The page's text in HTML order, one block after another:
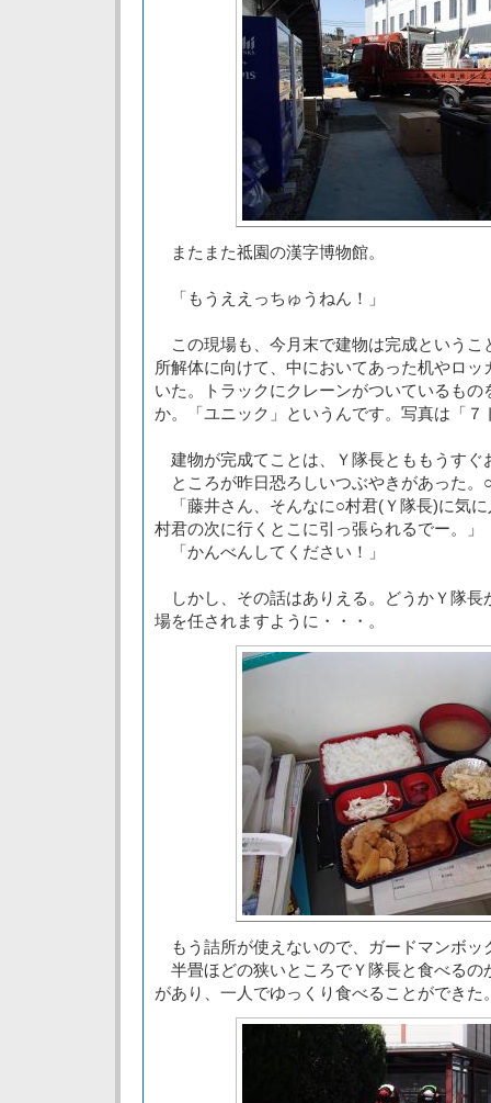
またまた祗園の漢字博物館。
「もうええっちゅうねん！」
この現場も、今月末で建物は完成というこ
所解体に向けて、中においてあった机やロ
いた。トラックにクレーンがついているも
か。「ユニック」というんです。写真は「７
建物が完成てことは、Ｙ隊長とももうすぐ
ところが昨日恐ろしいつぶやきがあった。
「藤井さん、そんなに○村君(Ｙ隊長)に気
村君の次に行くとこに引っ張られるでー。」
「かんべんしてください！」
しかし、その話はありえる。どうかＹ隊長
場を任されますように・・・。
もう詰所が使えないので、ガードマンボッ
半畳ほどの狭いところでＹ隊長と食べるの
があり、一人でゆっくり食べることができた